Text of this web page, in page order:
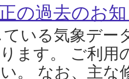
の過去のお
いる気象デー
ます。 ご利用
。 なお、主な